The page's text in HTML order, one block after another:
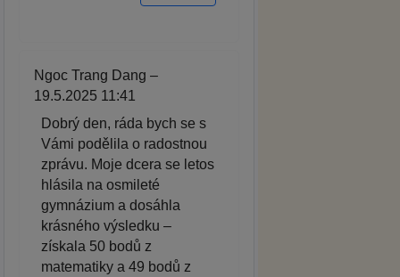
Ngoc Trang Dang –
19.5.2025 11:41
Dobrý den, ráda bych se s
Vámi podělila o radostnou
zprávu. Moje dcera se letos
hlásila na osmileté
gymnázium a dosáhla
krásného výsledku –
získala 50 bodů z
matematiky a 49 bodů z